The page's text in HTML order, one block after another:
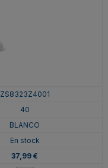
ZS8323Z4001
40
BLANCO
En stock
37,99 €